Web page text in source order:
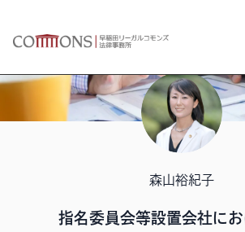
森山裕紀子
指名委員会等設置会社に